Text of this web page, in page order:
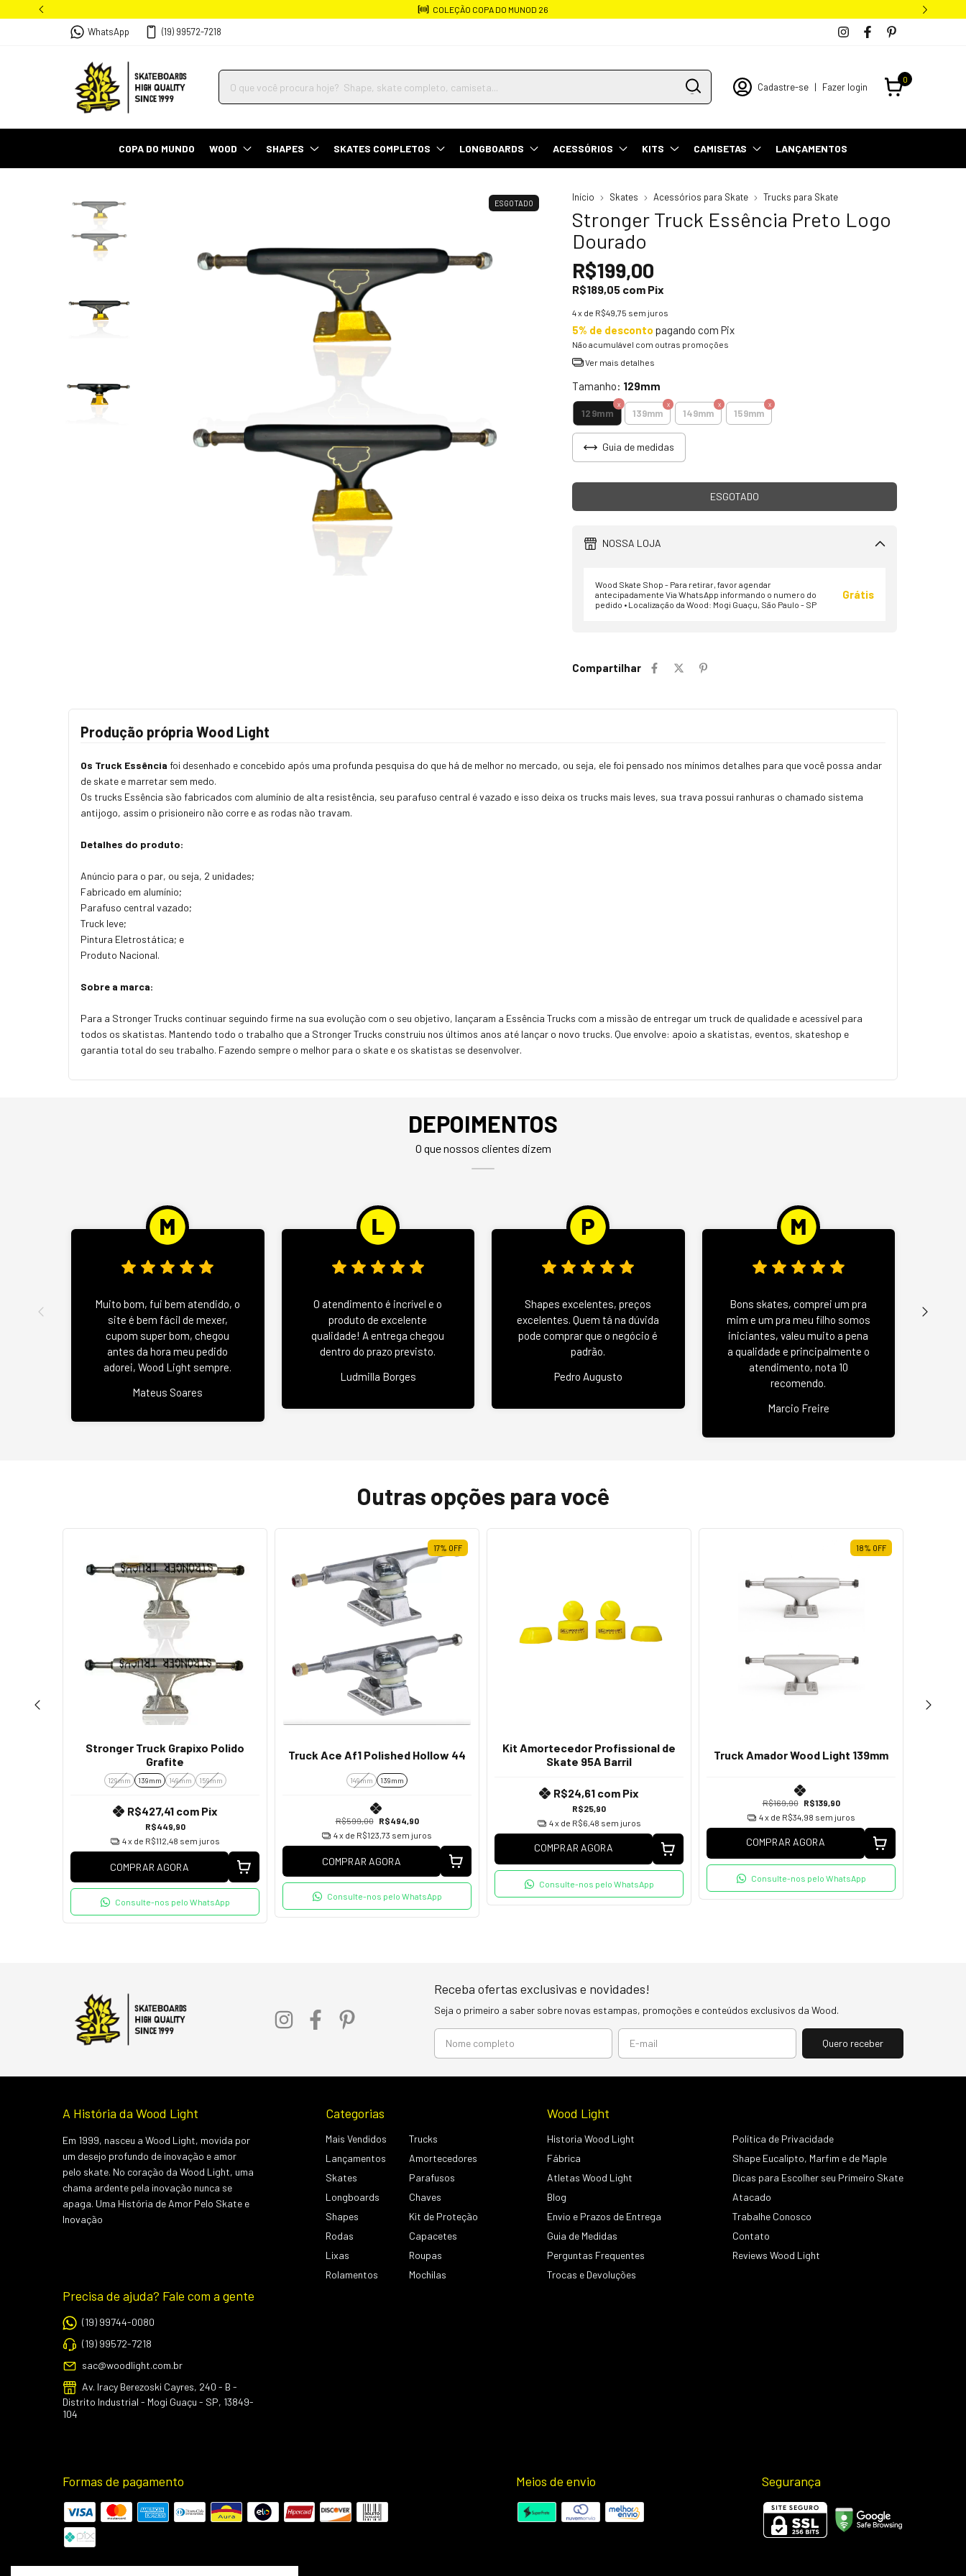
COLEÇÃO COPA DO MUNOD 26
WhatsApp (19) 99572-7218
Cadastre-se | Fazer login
0
COPA DO MUNDO WOOD SHAPES SKATES COMPLETOS LONGBOARDS ACESSÓRIOS KITS CAMISETAS LANÇAMENTOS
ESGOTADO
Início Skates Acessórios para Skate Trucks para Skate
Stronger Truck Essência Preto Logo
Dourado
R$199,00
R$189,05 com Pix
4x de R$49,75 sem juros
5% de desconto pagando com Pix
Não acumulável com outras promoções
Ver mais detalhes
Tamanho: 129mm
129mm 139mm 149mm 159mm
Guia de medidas
NOSSA LOJA
Wood Skate Shop - Para retirar, favor agendar
antecipadamente Via WhatsApp informando o numero do
pedido • Localização da Wood: Mogi Guaçu, São Paulo - SP
Grátis
Compartilhar
Produção própria Wood Light
Os Truck Essência foi desenhado e concebido após uma profunda pesquisa do que há de melhor no mercado, ou seja, ele foi pensado nos mínimos detalhes para que você possa andar
de skate e marretar sem medo.
Os trucks Essência são fabricados com alumínio de alta resistência, seu parafuso central é vazado e isso deixa os trucks mais leves, sua trava possui ranhuras o chamado sistema
antijogo, assim o prisioneiro não corre e as rodas não travam.
Detalhes do produto:
Anúncio para o par, ou seja, 2 unidades;
Fabricado em alumínio;
Parafuso central vazado;
Truck leve;
Pintura Eletrostática; e
Produto Nacional.
Sobre a marca:
Para a Stronger Trucks continuar seguindo firme na sua evolução com o seu objetivo, lançaram a Essência Trucks com a missão de entregar um truck de qualidade e acessível para
todos os skatistas. Mantendo todo o trabalho que a Stronger Trucks construiu nos últimos anos até lançar o novo trucks. Que envolve: apoio a skatistas, eventos, skateshop e
garantia total do seu trabalho. Fazendo sempre o melhor para o skate e os skatistas se desenvolver.
DEPOIMENTOS
O que nossos clientes dizem
Muito bom, fui bem atendido, o
site é bem fácil de mexer,
cupom super bom, chegou
antes da hora meu pedido
adorei, Wood Light sempre.
Mateus Soares
O atendimento é incrível e o
produto de excelente
qualidade! A entrega chegou
dentro do prazo previsto.
Ludmilla Borges
Shapes excelentes, preços
excelentes. Quem tá na dúvida
pode comprar que o negócio é
padrão.
Pedro Augusto
Bons skates, comprei um pra
mim e um pra meu filho somos
iniciantes, valeu muito a pena
a qualidade e principalmente o
atendimento, nota 10
recomendo.
Marcio Freire
Outras opções para você
Stronger Truck Grapixo Polido
Grafite
129mm 139mm 149mm 159mm
R$449,90
R$427,41 com Pix
4x de R$112,48 sem juros
COMPRAR AGORA
Consulte-nos pelo WhatsApp
17% OFF
Truck Ace Af1 Polished Hollow 44
149mm 139mm
R$599,00
R$494,90
4x de R$123,73 sem juros
COMPRAR AGORA
Consulte-nos pelo WhatsApp
Kit Amortecedor Profissional de
Skate 95A Barril
R$25,90
R$24,61 com Pix
4x de R$6,48 sem juros
COMPRAR AGORA
Consulte-nos pelo WhatsApp
18% OFF
Truck Amador Wood Light 139mm
R$169,90
R$139,90
4x de R$34,98 sem juros
COMPRAR AGORA
Consulte-nos pelo WhatsApp
Receba ofertas exclusivas e novidades!
Seja o primeiro a saber sobre novas estampas, promoções e conteúdos exclusivos da Wood.
A História da Wood Light
Em 1999, nasceu a Wood Light, movida por
um desejo profundo de inovação e amor
pelo skate. No coração da Wood Light, uma
chama ardente pela inovação nunca se
apaga. Uma História de Amor Pelo Skate e
Inovação
Categorias
Mais Vendidos
Lançamentos
Skates
Longboards
Shapes
Rodas
Lixas
Rolamentos
Trucks
Amortecedores
Parafusos
Chaves
Kit de Proteção
Capacetes
Roupas
Mochilas
Wood Light
Historia Wood Light
Fábrica
Atletas Wood Light
Blog
Envio e Prazos de Entrega
Guia de Medidas
Perguntas Frequentes
Trocas e Devoluções
Política de Privacidade
Shape Eucalipto, Marfim e de Maple
Dicas para Escolher seu Primeiro Skate
Atacado
Trabalhe Conosco
Contato
Reviews Wood Light
Precisa de ajuda? Fale com a gente
(19) 99744-0080
(19) 99572-7218
sac@woodlight.com.br
Av. Iracy Berezoski Cayres, 240 - B -
Distrito Industrial - Mogi Guaçu - SP, 13849-
104
Formas de pagamento Meios de envio Segurança